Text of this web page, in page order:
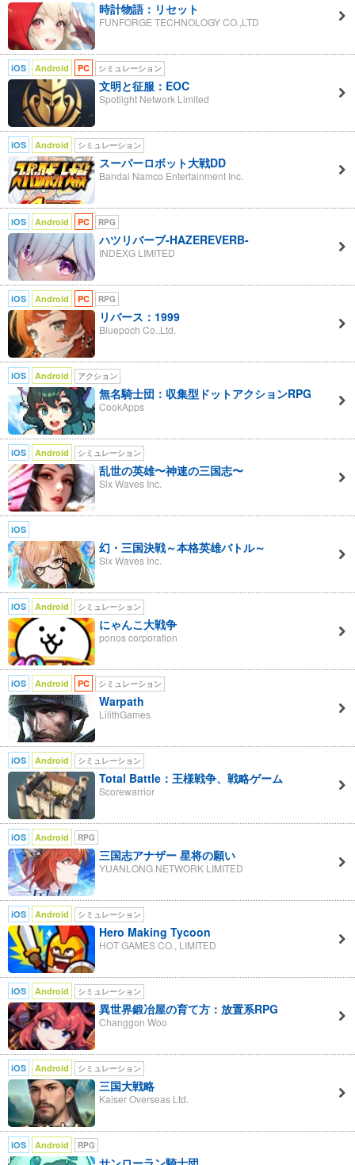
時計物語：リセット
FUNFORGE TECHNOLOGY CO.,LTD
iOS Android PC シミュレーション
文明と征服：EOC
Spotlight Network Limited
iOS Android シミュレーション
スーパーロボット大戦DD
Bandai Namco Entertainment Inc.
iOS Android PC RPG
ハツリバーブ-HAZEREVERB-
INDEXG LIMITED
iOS Android PC RPG
リバース：1999
Bluepoch Co.,Ltd.
iOS Android アクション
無名騎士団：収集型ドットアクションRPG
CookApps
iOS Android シミュレーション
乱世の英雄〜神速の三国志〜
Six Waves Inc.
iOS
幻・三国決戦～本格英雄バトル～
Six Waves Inc.
iOS Android シミュレーション
にゃんこ大戦争
ponos corporation
iOS Android PC シミュレーション
Warpath
LilithGames
iOS Android シミュレーション
Total Battle：王様戦争、戦略ゲーム
Scorewarrior
iOS Android RPG
三国志アナザー 星将の願い
YUANLONG NETWORK LIMITED
iOS Android シミュレーション
Hero Making Tycoon
HOT GAMES CO., LIMITED
iOS Android シミュレーション
異世界鍛冶屋の育て方：放置系RPG
Changgon Woo
iOS Android シミュレーション
三国大戦略
Kaiser Overseas Ltd.
iOS Android RPG